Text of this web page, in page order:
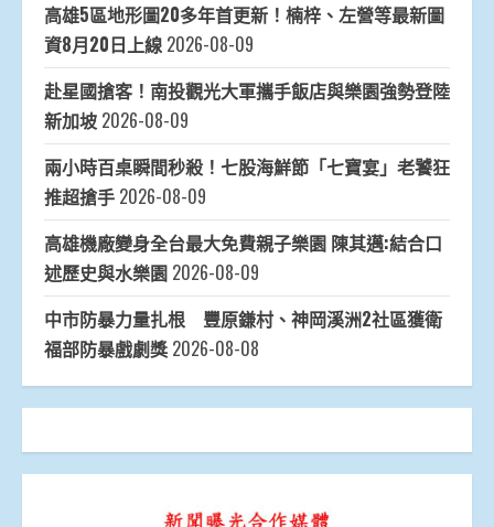
高雄5區地形圖20多年首更新！楠梓、左營等最新圖
資8月20日上線 2026-08-09
赴星國搶客！南投觀光大軍攜手飯店與樂園強勢登陸
新加坡 2026-08-09
兩小時百桌瞬間秒殺！七股海鮮節「七寶宴」老饕狂
推超搶手 2026-08-09
高雄機廠變身全台最大免費親子樂園 陳其邁:結合口
述歷史與水樂園 2026-08-09
中市防暴力量扎根 豐原鎌村、神岡溪洲2社區獲衛
福部防暴戲劇獎 2026-08-08